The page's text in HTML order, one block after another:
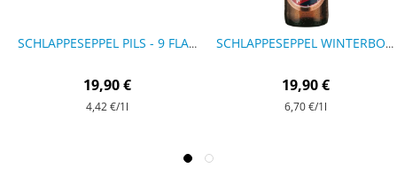
SCHLAPPESEPPEL PILS - 9 FLASCHEN
19,90 €
4,42 €/1l
SCHLAPPESEPPEL WINTERBOCK 0,33 LITER - 9 FLASCHEN
19,90 €
6,70 €/1l